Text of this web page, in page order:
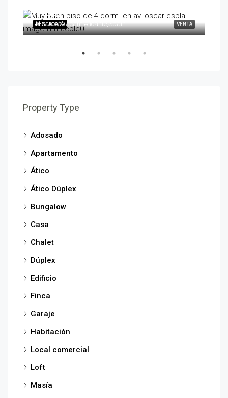
VENTA
DESTACADO
595,000€
,Alicante/Alacant,Alicante,Spain
Property Type
Adosado
Apartamento
Ático
Ático Dúplex
Bungalow
Casa
Chalet
Dúplex
Edificio
Finca
Garaje
Habitación
Local comercial
Loft
Masía